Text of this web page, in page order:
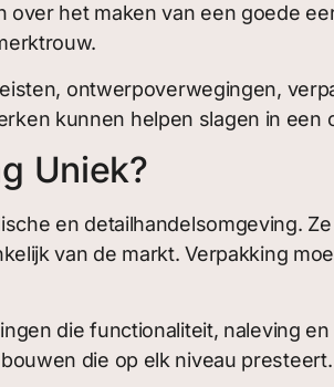
over het maken van een goede
ontwerpoverwegingen,
kunnen helpen slagen in een
Uniek?
en detailhandelsomgeving.
van de markt. Verpakking
die functionaliteit, naleving
die op elk niveau presteert.